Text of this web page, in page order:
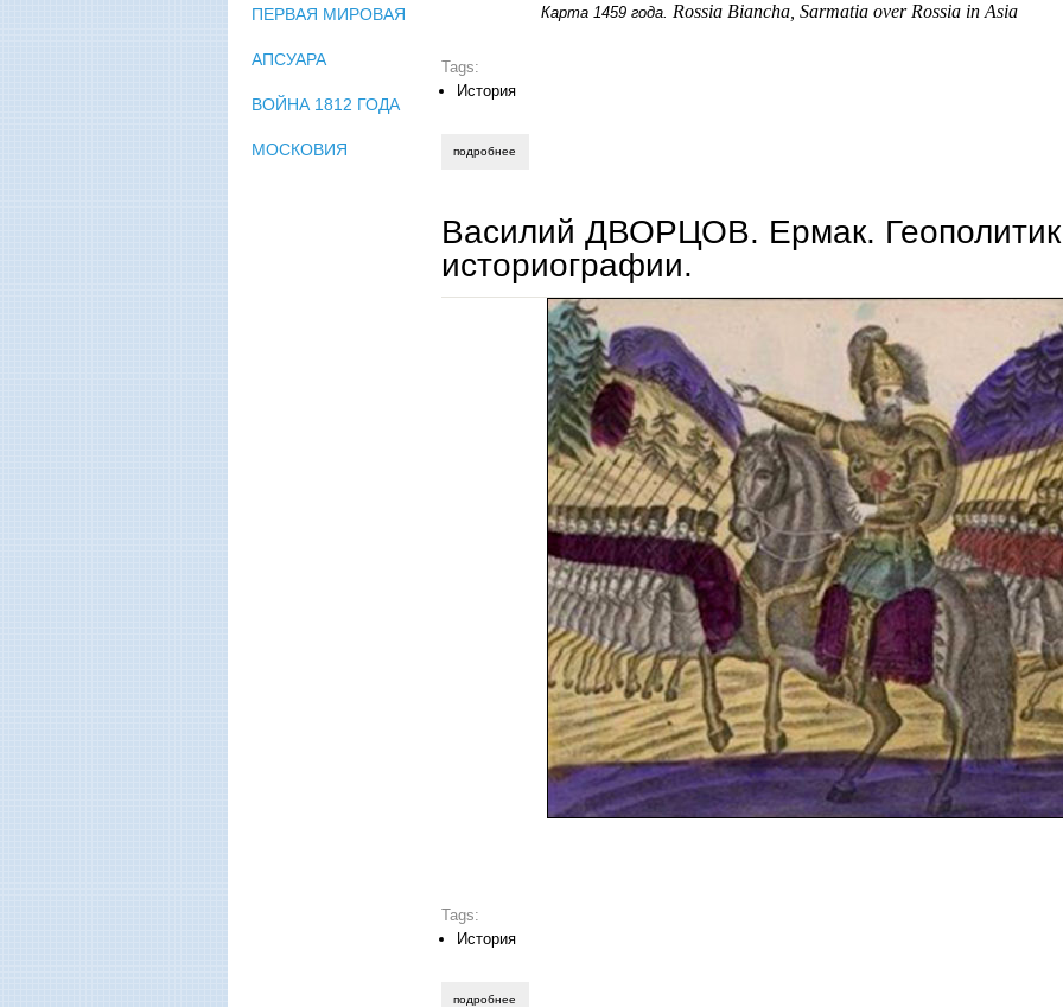
Карта 1459 года. Rossia Biancha, Sarmatia over Rossia in Asia
Tags:
История
подробнее
Василий ДВОРЦОВ. Ермак.
историографии.
Tags:
История
подробнее
ПЕРВАЯ МИРОВАЯ
АПСУАРА
ВОЙНА 1812 ГОДА
МОСКОВИЯ